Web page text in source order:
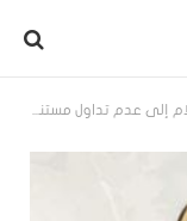
تشكيلات وفصل لضباط وإجراء التحليلات والتأويلات حولها